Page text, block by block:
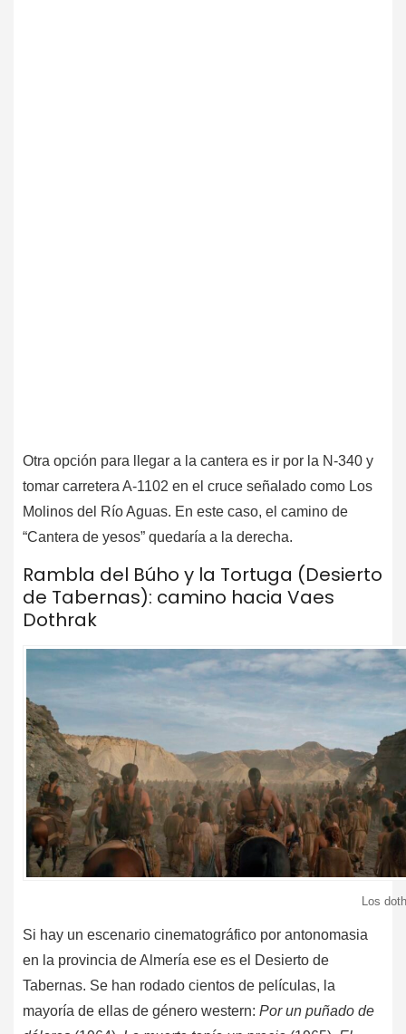
Otra opción para llegar a la cantera es ir por la N-340 y
tomar carretera A-1102 en el cruce señalado como Los
Molinos del Río Aguas. En este caso, el camino de
“Cantera de yesos” quedaría a la derecha.
Rambla del Búho y la Tortuga (Desierto
de Tabernas): camino hacia Vaes
Dothrak
Los
Si hay un escenario cinematográfico por antonomasia
en la provincia de Almería ese es el Desierto de
Tabernas. Se han rodado cientos de películas, la
mayoría de ellas de género western: Por un puñado de